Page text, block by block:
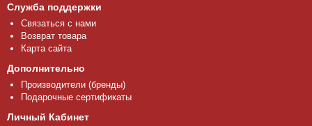
Служба поддержки
Связаться с нами
Возврат товара
Карта сайта
Дополнительно
Производители (бренды)
Подарочные сертификаты
Личный Кабинет